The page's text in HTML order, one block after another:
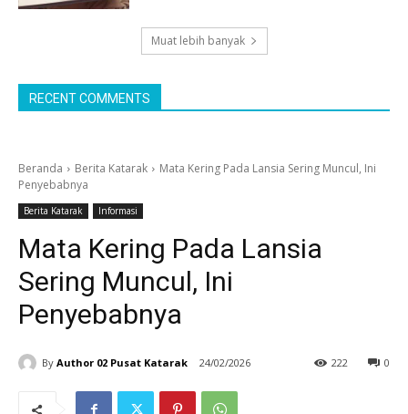
Muat lebih banyak
RECENT COMMENTS